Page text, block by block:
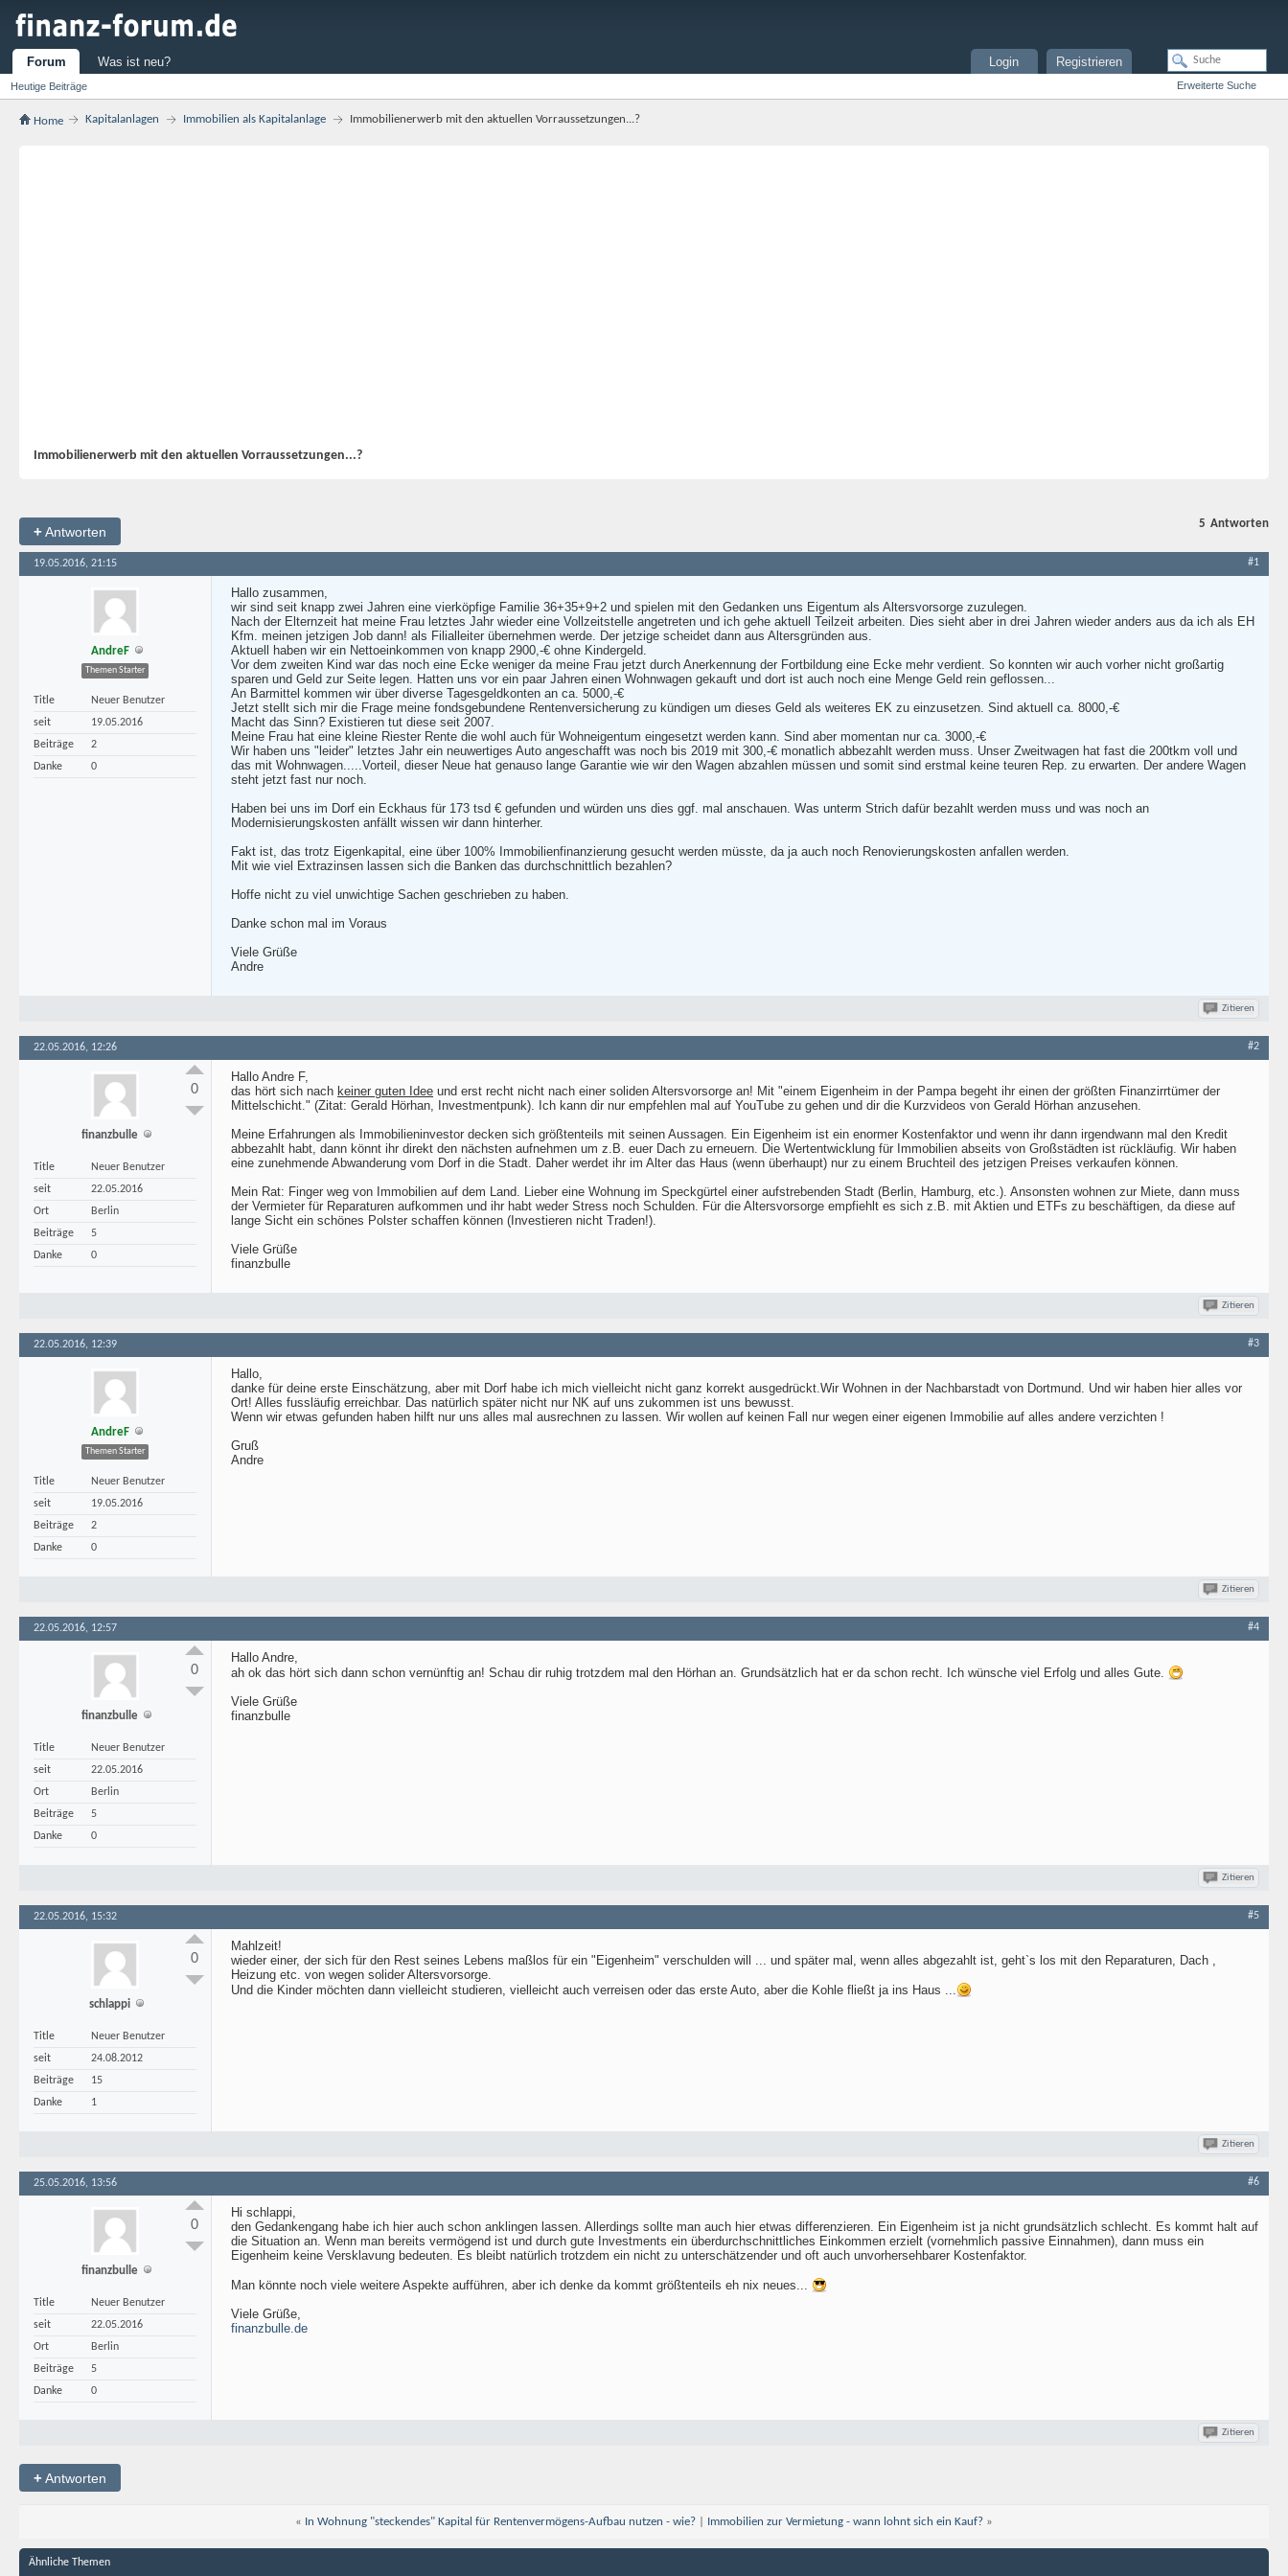
Forum
Heutige Beiträge
Was ist neu? Registrieren
Login
Erweiterte Suche
Home Kapitalanlagen Immobilien als Kapitalanlage Immobilienerwerb mit den aktuellen Vorraussetzungen...?
Immobilienerwerb mit den aktuellen Vorraussetzungen...?
+Antworten
5 Antworten
19.05.2016, 21:15 #1
AndreF
Themen Starter
Title
Neuer Benutzer
seit
19.05.2016
Beiträge
2
Danke
0
Hallo zusammen,
wir sind seit knapp zwei Jahren eine vierköpfige Familie 36+35+9+2 und spielen mit den Gedanken uns Eigentum als Altersvorsorge zuzulegen.
Nach der Elternzeit hat meine Frau letztes Jahr wieder eine Vollzeitstelle angetreten und ich gehe aktuell Teilzeit arbeiten. Dies sieht aber in drei Jahren wieder anders aus da ich als EH
Kfm. meinen jetzigen Job dann! als Filialleiter übernehmen werde. Der jetzige scheidet dann aus Altersgründen aus.
Aktuell haben wir ein Nettoeinkommen von knapp 2900,-€ ohne Kindergeld.
Vor dem zweiten Kind war das noch eine Ecke weniger da meine Frau jetzt durch Anerkennung der Fortbildung eine Ecke mehr verdient. So konnten wir auch vorher nicht großartig
sparen und Geld zur Seite legen. Hatten uns vor ein paar Jahren einen Wohnwagen gekauft und dort ist auch noch eine Menge Geld rein geflossen...
An Barmittel kommen wir über diverse Tagesgeldkonten an ca. 5000,-€
Jetzt stellt sich mir die Frage meine fondsgebundene Rentenversicherung zu kündigen um dieses Geld als weiteres EK zu einzusetzen. Sind aktuell ca. 8000,-€
Macht das Sinn? Existieren tut diese seit 2007.
Meine Frau hat eine kleine Riester Rente die wohl auch für Wohneigentum eingesetzt werden kann. Sind aber momentan nur ca. 3000,-€
Wir haben uns "leider" letztes Jahr ein neuwertiges Auto angeschafft was noch bis 2019 mit 300,-€ monatlich abbezahlt werden muss. Unser Zweitwagen hat fast die 200tkm voll und
das mit Wohnwagen.....Vorteil, dieser Neue hat genauso lange Garantie wie wir den Wagen abzahlen müssen und somit sind erstmal keine teuren Rep. zu erwarten. Der andere Wagen
steht jetzt fast nur noch.
Haben bei uns im Dorf ein Eckhaus für 173 tsd € gefunden und würden uns dies ggf. mal anschauen. Was unterm Strich dafür bezahlt werden muss und was noch an
Modernisierungskosten anfällt wissen wir dann hinterher.
Fakt ist, das trotz Eigenkapital, eine über 100% Immobilienfinanzierung gesucht werden müsste, da ja auch noch Renovierungskosten anfallen werden.
Mit wie viel Extrazinsen lassen sich die Banken das durchschnittlich bezahlen?
Hoffe nicht zu viel unwichtige Sachen geschrieben zu haben.
Danke schon mal im Voraus
Viele Grüße
Andre
Zitieren
22.05.2016, 12:26 #2
finanzbulle
Title
Neuer Benutzer
seit
22.05.2016
Ort
Berlin
Beiträge
5
Danke
0
0
Hallo Andre F,
das hört sich nach keiner guten Idee und erst recht nicht nach einer soliden Altersvorsorge an! Mit "einem Eigenheim in der Pampa begeht ihr einen der größten Finanzirrtümer der
Mittelschicht." (Zitat: Gerald Hörhan, Investmentpunk). Ich kann dir nur empfehlen mal auf YouTube zu gehen und dir die Kurzvideos von Gerald Hörhan anzusehen.
Meine Erfahrungen als Immobilieninvestor decken sich größtenteils mit seinen Aussagen. Ein Eigenheim ist ein enormer Kostenfaktor und wenn ihr dann irgendwann mal den Kredit
abbezahlt habt, dann könnt ihr direkt den nächsten aufnehmen um z.B. euer Dach zu erneuern. Die Wertentwicklung für Immobilien abseits von Großstädten ist rückläufig. Wir haben
eine zunehmende Abwanderung vom Dorf in die Stadt. Daher werdet ihr im Alter das Haus (wenn überhaupt) nur zu einem Bruchteil des jetzigen Preises verkaufen können.
Mein Rat: Finger weg von Immobilien auf dem Land. Lieber eine Wohnung im Speckgürtel einer aufstrebenden Stadt (Berlin, Hamburg, etc.). Ansonsten wohnen zur Miete, dann muss
der Vermieter für Reparaturen aufkommen und ihr habt weder Stress noch Schulden. Für die Altersvorsorge empfiehlt es sich z.B. mit Aktien und ETFs zu beschäftigen, da diese auf
lange Sicht ein schönes Polster schaffen können (Investieren nicht Traden!).
Viele Grüße
finanzbulle
Zitieren
22.05.2016, 12:39 #3
AndreF
Themen Starter
Title
Neuer Benutzer
seit
19.05.2016
Beiträge
2
Danke
0
Hallo,
danke für deine erste Einschätzung, aber mit Dorf habe ich mich vielleicht nicht ganz korrekt ausgedrückt.Wir Wohnen in der Nachbarstadt von Dortmund. Und wir haben hier alles vor
Ort! Alles fussläufig erreichbar. Das natürlich später nicht nur NK auf uns zukommen ist uns bewusst.
Wenn wir etwas gefunden haben hilft nur uns alles mal ausrechnen zu lassen. Wir wollen auf keinen Fall nur wegen einer eigenen Immobilie auf alles andere verzichten !
Gruß
Andre
Zitieren
22.05.2016, 12:57 #4
finanzbulle
Title
Neuer Benutzer
seit
22.05.2016
Ort
Berlin
Beiträge
5
Danke
0
0
Hallo Andre,
ah ok das hört sich dann schon vernünftig an! Schau dir ruhig trotzdem mal den Hörhan an. Grundsätzlich hat er da schon recht. Ich wünsche viel Erfolg und alles Gute.
Viele Grüße
finanzbulle
Zitieren
22.05.2016, 15:32 #5
schlappi
Title
Neuer Benutzer
seit
24.08.2012
Beiträge
15
Danke
1
0
Mahlzeit!
wieder einer, der sich für den Rest seines Lebens maßlos für ein "Eigenheim" verschulden will ... und später mal, wenn alles abgezahlt ist, geht`s los mit den Reparaturen, Dach ,
Heizung etc. von wegen solider Altersvorsorge.
Und die Kinder möchten dann vielleicht studieren, vielleicht auch verreisen oder das erste Auto, aber die Kohle fließt ja ins Haus ...
Zitieren
25.05.2016, 13:56 #6
finanzbulle
Title
Neuer Benutzer
seit
22.05.2016
Ort
Berlin
Beiträge
5
Danke
0
0
Hi schlappi,
den Gedankengang habe ich hier auch schon anklingen lassen. Allerdings sollte man auch hier etwas differenzieren. Ein Eigenheim ist ja nicht grundsätzlich schlecht. Es kommt halt auf
die Situation an. Wenn man bereits vermögend ist und durch gute Investments ein überdurchschnittliches Einkommen erzielt (vornehmlich passive Einnahmen), dann muss ein
Eigenheim keine Versklavung bedeuten. Es bleibt natürlich trotzdem ein nicht zu unterschätzender und oft auch unvorhersehbarer Kostenfaktor.
Man könnte noch viele weitere Aspekte aufführen, aber ich denke da kommt größtenteils eh nix neues...
Viele Grüße,
finanzbulle.de
Zitieren
+Antworten
« In Wohnung "steckendes" Kapital für Rentenvermögens-Aufbau nutzen - wie? Immobilien zur Vermietung - wann lohnt sich ein Kauf? »
Ähnliche Themen